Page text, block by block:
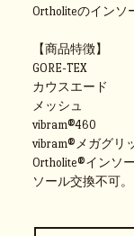
Ortholiteのインソ
【商品特徴】
GORE-TEX
カウスエード
メッシュ
vibram®460
vibram®メガグリ
Ortholite®インソ
ソール交換不可。